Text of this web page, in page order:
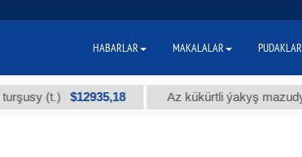
(t.) $12935,18 Az kükürtli ýakyş mazudy (t.)
HABARLAR MAKALALAR PUDAKLAR